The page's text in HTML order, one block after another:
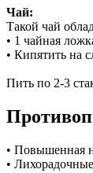
Чай:
Такой чай
• 1 чайная
• Кипятить на
Пить по 2-3
• Повышенная
•